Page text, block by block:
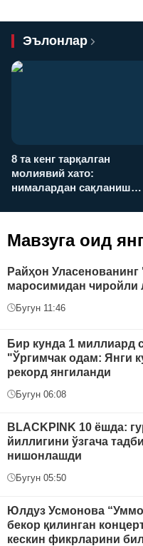
Эълонлар
8 та кенг тарқалган
молиявий хато:
нималардан сақланиш
Мавзуга оид
Райҳон
маросимидан чиройли
Бугун 11:46
Бир кунда 1 миллиард
"Ўргимчак одам: Янги
рекорд янгиланди
Бугун 06:08
BLACKPINK 10 ёшда:
йиллигини ўзгача
нишонлашди
Бугун 05:50
Юлдуз Усмонова
бекор қилинган
кескин фикрларини